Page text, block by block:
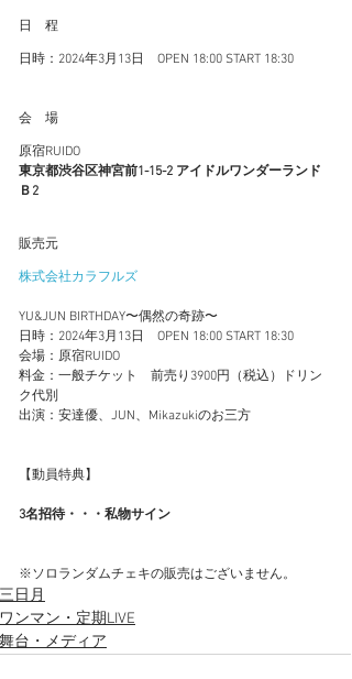
日　程
日時：2024年3月13日　OPEN 18:00 START 18:30
会　場
原宿RUIDO
東京都渋谷区神宮前1-15-2 アイドルワンダーランド
Ｂ2
販売元
株式会社カラフルズ
YU&JUN BIRTHDAY〜偶然の奇跡〜
日時：2024年3月13日　OPEN 18:00 START 18:30
会場：原宿RUIDO
料金：一般チケット　前売り3900円（税込）ドリン
ク代別
出演：安達優、JUN、Mikazukiのお三方
【動員特典】
3名招待・・・私物サイン
※ソロランダムチェキの販売はございません。
三日月
ワンマン・定期LIVE
舞台・メディア